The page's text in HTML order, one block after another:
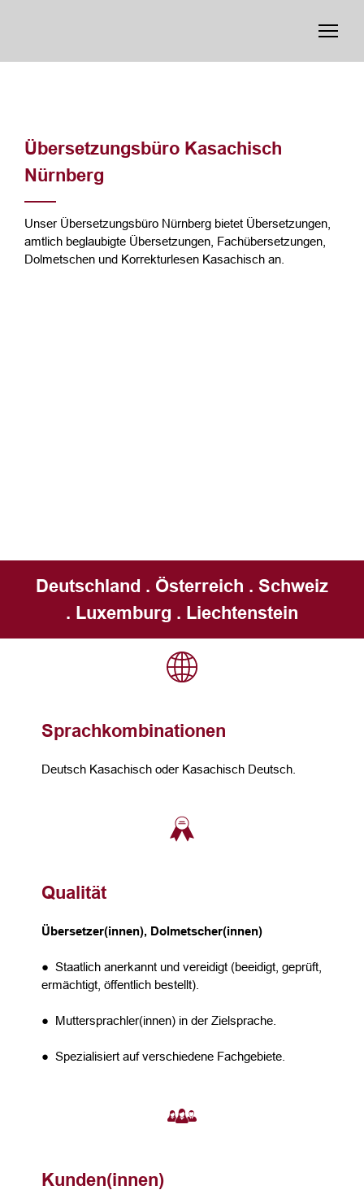
Übersetzungsbüro Kasachisch
Nürnberg
Unser Übersetzungsbüro Nürnberg bietet Übersetzungen,
amtlich beglaubigte Übersetzungen, Fachübersetzungen,
Dolmetschen und Korrekturlesen Kasachisch an.
Deutschland . Österreich . Schweiz
. Luxemburg . Liechtenstein
Sprachkombinationen
Deutsch Kasachisch oder Kasachisch Deutsch.
Qualität
Übersetzer(innen), Dolmetscher(innen)
● Staatlich anerkannt und vereidigt (beeidigt, geprüft,
ermächtigt, öffentlich bestellt).
● Muttersprachler(innen) in der Zielsprache.
● Spezialisiert auf verschiedene Fachgebiete.
Kunden(innen)